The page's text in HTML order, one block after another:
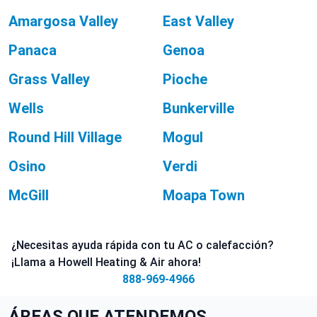
Amargosa Valley
East Valley
Panaca
Genoa
Grass Valley
Pioche
Wells
Bunkerville
Round Hill Village
Mogul
Osino
Verdi
McGill
Moapa Town
¿Necesitas ayuda rápida con tu AC o calefacción?
¡Llama a Howell Heating & Air ahora!
888-969-4966